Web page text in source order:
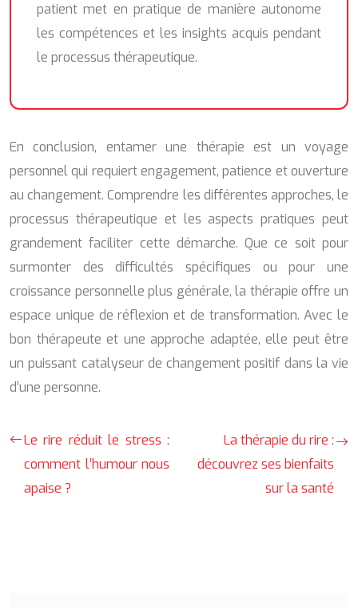
patient met en pratique de manière autonome
les compétences et les insights acquis pendant
le processus thérapeutique.
En conclusion, entamer une thérapie est un voyage
personnel qui requiert engagement, patience et ouverture
au changement. Comprendre les différentes approches, le
processus thérapeutique et les aspects pratiques peut
grandement faciliter cette démarche. Que ce soit pour
surmonter des difficultés spécifiques ou pour une
croissance personnelle plus générale, la thérapie offre un
espace unique de réflexion et de transformation. Avec le
bon thérapeute et une approche adaptée, elle peut être
un puissant catalyseur de changement positif dans la vie
d’une personne.
Le rire réduit le stress :
comment l’humour nous
apaise ?
La thérapie du rire :
découvrez ses bienfaits
sur la santé